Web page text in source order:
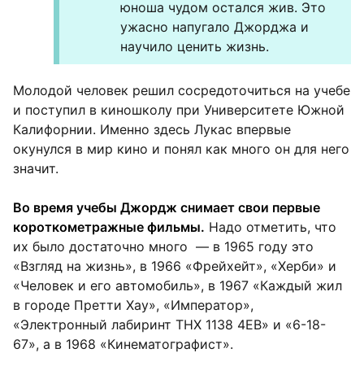
юноша чудом остался жив. Это
ужасно напугало Джорджа и
научило ценить жизнь.
Молодой человек решил сосредоточиться на учебе
и поступил в киношколу при Университете Южной
Калифорнии. Именно здесь Лукас впервые
окунулся в мир кино и понял как много он для него
значит.
Во время учебы Джордж снимает свои первые
короткометражные фильмы. Надо отметить, что
их было достаточно много — в 1965 году это
«Взгляд на жизнь», в 1966 «Фрейхейт», «Херби» и
«Человек и его автомобиль», в 1967 «Каждый жил
в городе Претти Хау», «Император»,
«Электронный лабиринт THX 1138 4EB» и «6-18-
67», а в 1968 «Кинематографист».